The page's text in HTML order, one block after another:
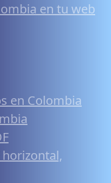
en tu web
en Colombia